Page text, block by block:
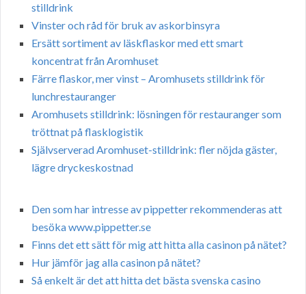
stilldrink
Vinster och råd för bruk av askorbinsyra
Ersätt sortiment av läskflaskor med ett smart
koncentrat från Aromhuset
Färre flaskor, mer vinst – Aromhusets stilldrink för
lunchrestauranger
Aromhusets stilldrink: lösningen för restauranger som
tröttnat på flasklogistik
Självserverad Aromhuset-stilldrink: fler nöjda gäster,
lägre dryckeskostnad
Den som har intresse av pippetter rekommenderas att
besöka www.pippetter.se
Finns det ett sätt för mig att hitta alla casinon på nätet?
Hur jämför jag alla casinon på nätet?
Så enkelt är det att hitta det bästa svenska casino